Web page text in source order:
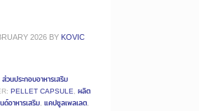
2026 BY KOVIC
ส่วนประกอบอาหารเสริม
PELLET CAPSULE, ผลิต
ด์อาหารเสริม, แคปซูลเพลเลต,